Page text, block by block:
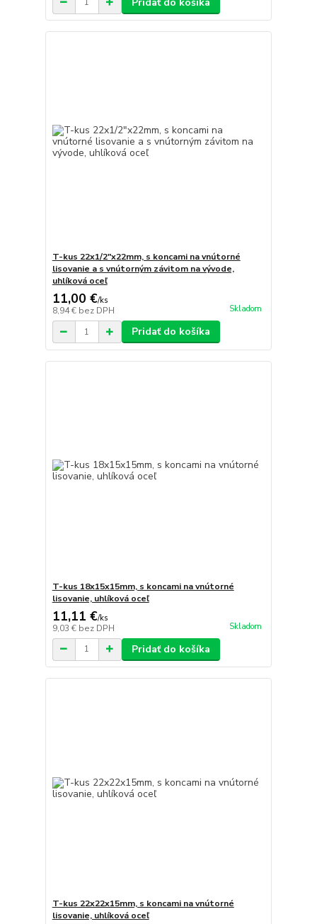
T-kus 22x1/2"x22mm, s koncami na vnútorné
lisovanie a s vnútorným závitom na vývode,
uhlíková oceľ
11,00 €/ks
8,94 € bez DPH Skladom
Pridať do košíka
T-kus 18x15x15mm, s koncami na vnútorné
lisovanie, uhlíková oceľ
11,11 €/ks
9,03 € bez DPH Skladom
Pridať do košíka
T-kus 22x22x15mm, s koncami na vnútorné
lisovanie, uhlíková oceľ